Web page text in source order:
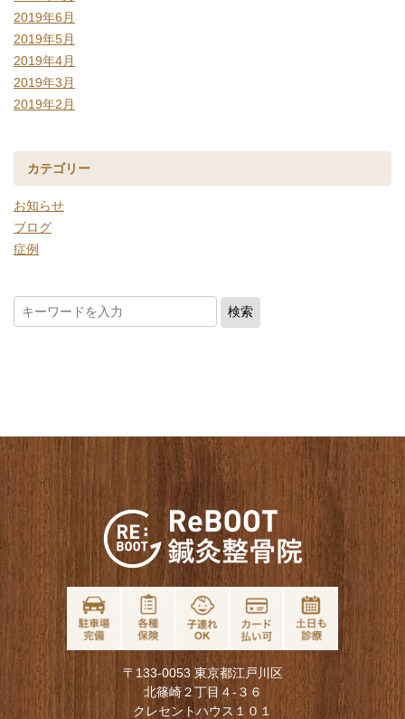
2019年6月
2019年5月
2019年4月
2019年3月
2019年2月
カテゴリー
お知らせ
ブログ
症例
〒133-0053 東京都江戸川区
北篠崎２丁目４-３６
クレセントハウス１０１